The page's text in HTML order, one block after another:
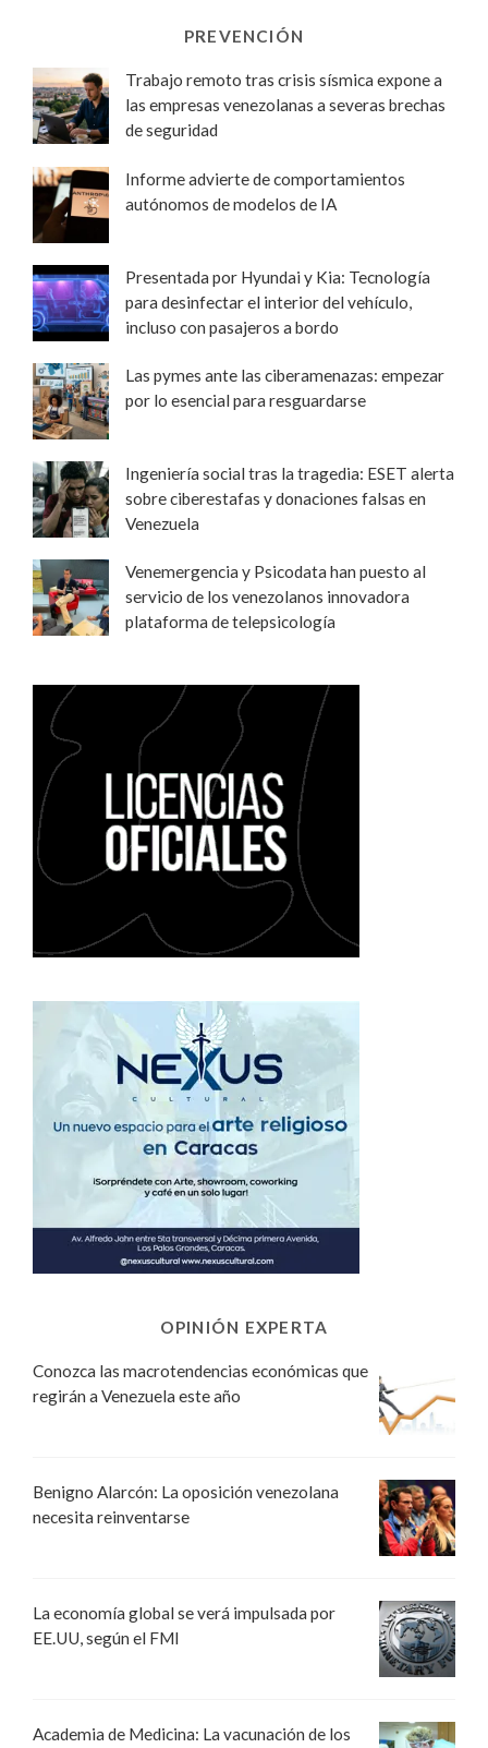
PREVENCIÓN
Trabajo remoto tras crisis sísmica expone a
las empresas venezolanas a severas brechas
de seguridad
Informe advierte de comportamientos
autónomos de modelos de IA
Presentada por Hyundai y Kia: Tecnología
para desinfectar el interior del vehículo,
incluso con pasajeros a bordo
Las pymes ante las ciberamenazas: empezar
por lo esencial para resguardarse
Ingeniería social tras la tragedia: ESET alerta
sobre ciberestafas y donaciones falsas en
Venezuela
Venemergencia y Psicodata han puesto al
servicio de los venezolanos innovadora
plataforma de telepsicología
OPINIÓN EXPERTA
Conozca las macrotendencias económicas que
regirán a Venezuela este año
Benigno Alarcón: La oposición venezolana
necesita reinventarse
La economía global se verá impulsada por
EE.UU, según el FMI
Academia de Medicina: La vacunación de los